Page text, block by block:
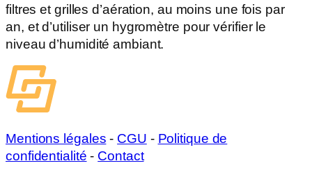
filtres et grilles d’aération, au moins une fois par
an, et d’utiliser un hygromètre pour vérifier le
niveau d’humidité ambiant.
Mentions légales - CGU - Politique de
confidentialité - Contact